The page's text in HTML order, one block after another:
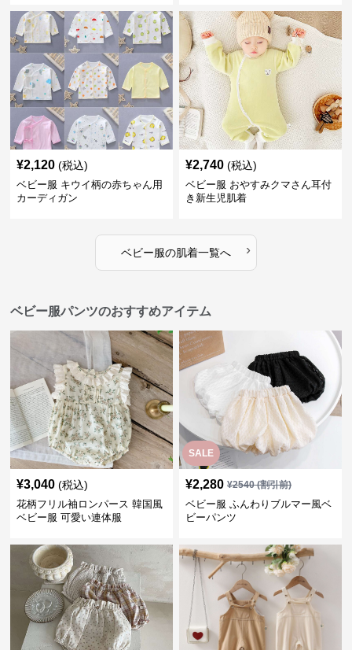
¥2,120 (税込)
ベビー服 キウイ柄の赤ちゃん用
カーディガン
¥2,740 (税込)
ベビー服 おやすみクマさん耳付
き新生児肌着
ベビー服の肌着一覧へ ›
ベビー服パンツのおすすめアイテム
¥3,040 (税込)
花柄フリル袖ロンパース 韓国風
ベビー服 可愛い連体服
SALE
¥2,280 ¥2540(割引前)
ベビー服 ふんわりブルマー風ベ
ビーパンツ